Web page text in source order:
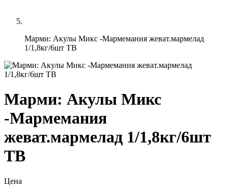
Марми: Акулы Микс -Мармемания жеват.мармелад
1/1,8кг/6шт ТВ
Марми: Акулы Микс
-Мармемания
жеват.мармелад 1/1,8кг/6шт
ТВ
Цена